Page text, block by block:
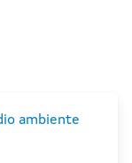
ambiente